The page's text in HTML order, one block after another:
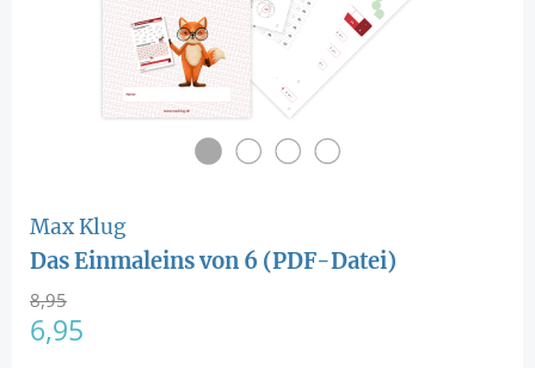
Max Klug
Das Einmaleins von 6 (PDF-Datei)
8,95
6,95